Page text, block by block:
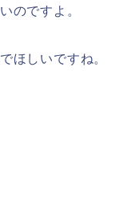
のですよ。
ほしいですね。